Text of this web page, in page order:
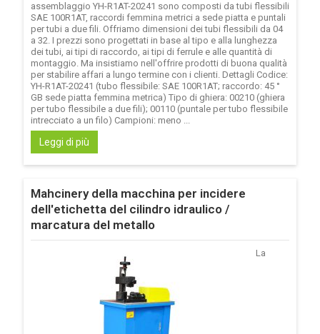
assemblaggio YH-R1AT-20241 sono composti da tubi flessibili
SAE 100R1AT, raccordi femmina metrici a sede piatta e puntali
per tubi a due fili. Offriamo dimensioni dei tubi flessibili da 04
a 32. I prezzi sono progettati in base al tipo e alla lunghezza
dei tubi, ai tipi di raccordo, ai tipi di ferrule e alle quantità di
montaggio. Ma insistiamo nell'offrire prodotti di buona qualità
per stabilire affari a lungo termine con i clienti. Dettagli Codice:
YH-R1AT-20241 (tubo flessibile: SAE 100R1AT; raccordo: 45 °
GB sede piatta femmina metrica) Tipo di ghiera: 00210 (ghiera
per tubo flessibile a due fili); 00110 (puntale per tubo flessibile
intrecciato a un filo) Campioni: meno ...
Leggi di più
Mahcinery della macchina per incidere
dell'etichetta del cilindro idraulico /
marcatura del metallo
La